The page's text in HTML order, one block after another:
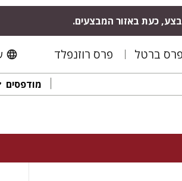
כעת באזור המבצעים.
פרס ברטל פרס רוזנפלד
מודפסים